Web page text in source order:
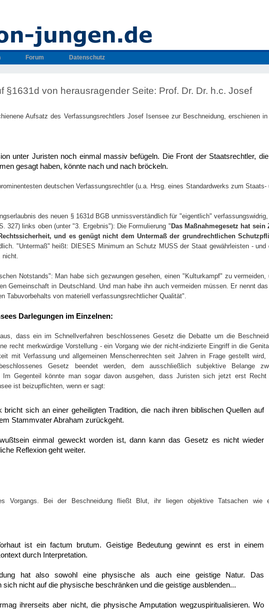
Forum Datenschutz
§1631d von herausragender Seite: Prof. Dr. Dr. h.c. Josef
Aufsatz des Verfassungsrechtlers Josef Isensee zur Beschneidung, erschienen in
unter Juristen noch einmal massiv befügeln. Die Front der Staatsrechtler,
gesagt haben, könnte nach und nach bröckeln.
deutschen Verfassungsrechtler (u.a. Hrsg. eines Standardwerks zum Staats-
des neuen § 1631d BGB unmissverständlich für "eigentlich"
327) links oben (unter "3. Ergebnis"): Die Formulierung " Das Maßnahmegesetz hat sein
und es genügt nicht dem Untermaß der grundrechtlichen
"Untermaß" heißt: DIESES Minimum an Schutz MUSS der Staat gewährleisten - und
nicht.
Notstands": Man habe sich gezwungen gesehen, einen "Kulturkampf" zu vermeiden,
Gemeinschaft in Deutschland. Und man habe ihn auch vermeiden müssen. Er nennt
Tabuvorbehalts von materiell verfassungsrechtlicher Qualität".
Darlegungen im Einzelnen:
dass ein im Schnellverfahren beschlossenes Gesetz die Debatte um die
recht merkwürdige Vorstellung - ein Vorgang wie der nicht-indizierte Eingriff in die
mit Verfassung und allgemeinen Menschenrechten seit Jahren in Frage gestellt wird,
Gesetz beendet werden, dem ausschließlich subjektive Belange
Im Gegenteil könnte man sogar davon ausgehen, dass Juristen sich jetzt erst Recht
ist beizupflichten, wenn er sagt:
bricht sich an einer geheiligten Tradition, die nach ihren biblischen Quellen auf
Stammvater Abraham zurückgeht.
einmal geweckt worden ist, dann kann das Gesetz es nicht wieder
Reflexion geht weiter.
Vorgangs. Bei der Beschneidung fließt Blut, ihr liegen objektive Tatsachen wie
ist ein factum brutum. Geistige Bedeutung gewinnt es erst in einem
durch Interpretation.
hat also sowohl eine physische als auch eine geistige Natur. Das
nicht auf die physische beschränken und die geistige ausblenden...
ihrerseits aber nicht, die physische Amputation wegzuspiritualisieren. Wo